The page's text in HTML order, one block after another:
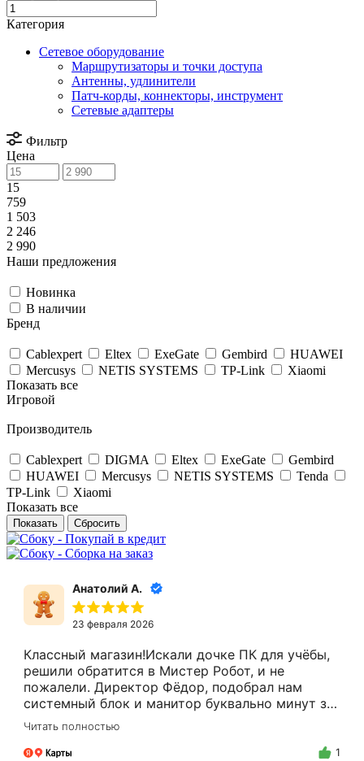
Категория
Сетевое оборудование
Маршрутизаторы и точки доступа
Антенны, удлинители
Патч-корды, коннекторы, инструмент
Сетевые адаптеры
Фильтр
Цена
15
759
1 503
2 246
2 990
Наши предложения
Новинка
В наличии
Бренд
Cablexpert Eltex ExeGate Gembird
HUAWEI
Mercusys
NETIS SYSTEMS TP-Link
Xiaomi
Показать все
Игровой
Производитель
Cablexpert DIGMA Eltex ExeGate
Gembird
HUAWEI
Mercusys NETIS SYSTEMS
Tenda
TP-Link
Xiaomi
Показать все
Сбросить
Анатолий А.
23 февраля 2026
Классный магазин!Искали дочке ПК для учёбы,
решили обратится в Мистер Робот, и не
пожалели. Директор Фёдор, подобрал нам
системный блок и манитор буквально минут за
15.Цены адекватные, за расчёт налом скидку
делают.Спасибо Вам Фёдор, и успехов Вам в
бизнесе!
Читать полностью
1